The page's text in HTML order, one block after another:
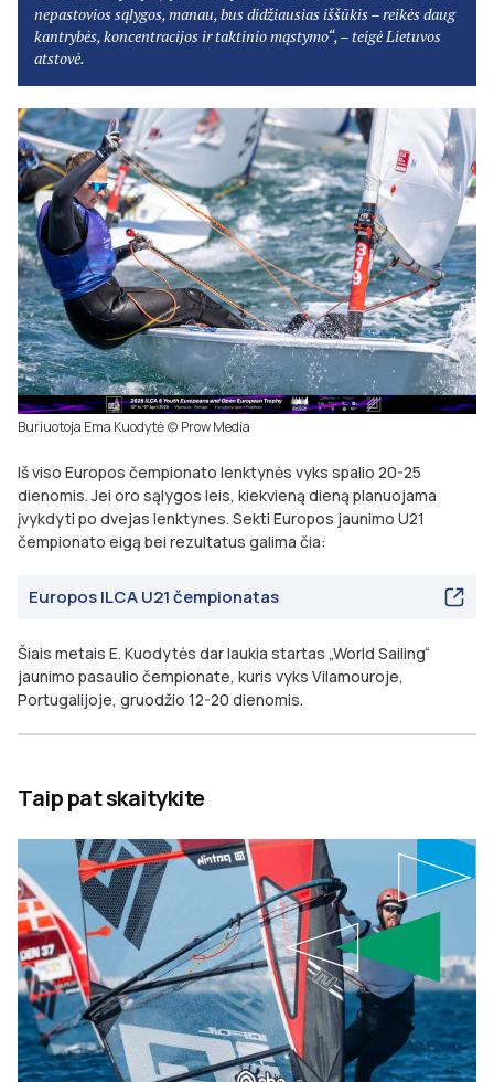
nepastovios sąlygos, manau, bus didžiausias iššūkis – reikės daug
kantrybės, koncentracijos ir taktinio mąstymo“, – teigė Lietuvos
atstovė.
Buriuotoja Ema Kuodytė (c) Prow Media
Iš viso Europos čempionato lenktynės vyks spalio 20-25
dienomis. Jei oro sąlygos leis, kiekvieną dieną planuojama
įvykdyti po dvejas lenktynes. Sekti Europos jaunimo U21
čempionato eigą bei rezultatus galima čia:
Europos ILCA U21 čempionatas
Šiais metais E. Kuodytės dar laukia startas „World Sailing“
jaunimo pasaulio čempionate, kuris vyks Vilamouroje,
Portugalijoje, gruodžio 12-20 dienomis.
Taip pat skaitykite